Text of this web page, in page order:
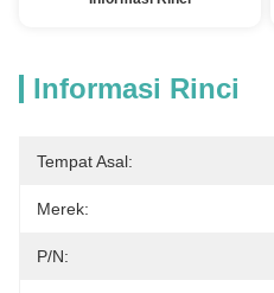
Informasi Rinci
Tempat Asal:
Merek:
P/N: